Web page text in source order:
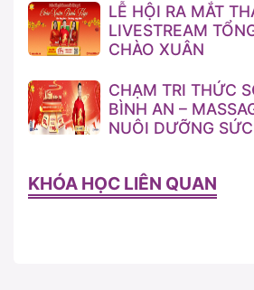
LỄ HỘI RA MẮT
LIVESTREAM
CHÀO XUÂN
CHẠM TRI THỨC
BÌNH AN –
NUÔI DƯỠNG
KHÓA HỌC LIÊN QUAN